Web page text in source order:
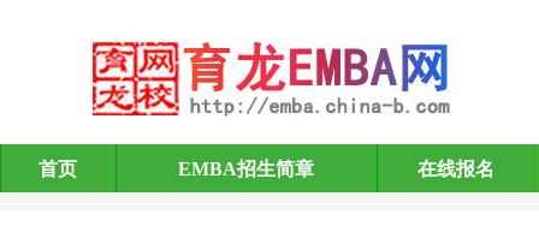
EMBA招生简章
首页 EMBA招生简章 在线报名